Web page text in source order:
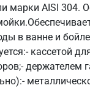
марки AISI 304.
в ванне и
кассетой
держателем